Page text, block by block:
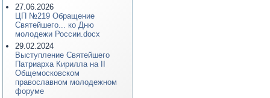
27.06.2026
ЦП №219 Обращение
Святейшего... ко Дню
молодежи России.docx
29.02.2024
Выступление Святейшего
Патриарха Кирилла на II
Общемосковском
православном молодежном
форуме